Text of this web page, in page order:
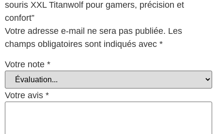
souris XXL Titanwolf pour gamers, précision et
confort”
Votre adresse e-mail ne sera pas publiée. Les
champs obligatoires sont indiqués avec *
Votre note *
Votre avis *